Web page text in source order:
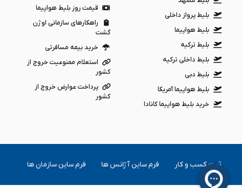
بلیط پرواز داخلی
بلیط هواپیما
بلیط ترکیه
بلیط داخلی ترکیه
بلیط دبی
بلیط هواپیما آمریکا
خرید بلیط هواپیما کانادا
قیمت روز بلیط هواپیما
راهکارهای سازمانی اوژن
گشت
خرید بیمه مسافرتی
استعلام ممنوعیت خروج از
کشور
پرداخت عوارض خروج از
کشور
ثبت کسب و کار فرم ساین آژانس ها فرم ساین سازمان ها